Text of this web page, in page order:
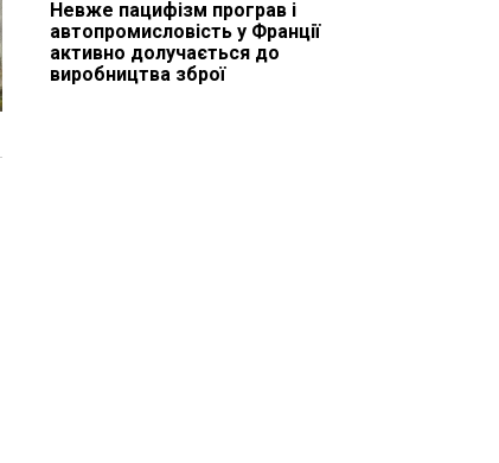
Невже пацифізм програв і
автопромисловість у Франції
активно долучається до
виробництва зброї